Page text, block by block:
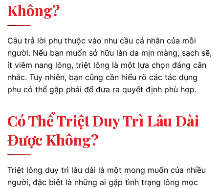
Không?
Câu trả lời phụ thuộc vào nhu cầu cá nhân của mỗi
người. Nếu bạn muốn sở hữu làn da mịn màng, sạch sẽ,
ít viêm nang lông, triệt lông là một lựa chọn đáng cân
nhắc. Tuy nhiên, bạn cũng cần hiểu rõ các tác dụng
phụ có thể gặp phải để đưa ra quyết định phù hợp.
Có Thể Triệt Duy Trì Lâu Dài
Được Không?
Triệt lông duy trì lâu dài là một mong muốn của nhiều
người, đặc biệt là những ai gặp tình trạng lông mọc